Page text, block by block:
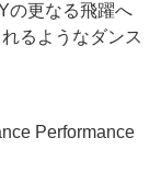
の更なる飛躍へ
るようなダンス
Performance